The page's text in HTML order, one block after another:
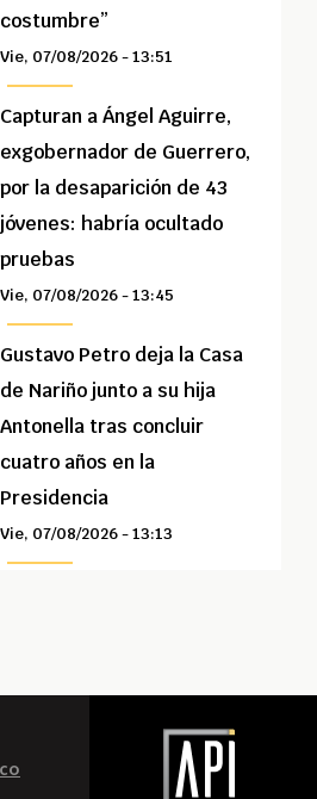
costumbre”
Vie, 07/08/2026 - 13:51
Capturan a Ángel Aguirre,
exgobernador de Guerrero,
por la desaparición de 43
jóvenes: habría ocultado
pruebas
Vie, 07/08/2026 - 13:45
Gustavo Petro deja la Casa
de Nariño junto a su hija
Antonella tras concluir
cuatro años en la
Presidencia
Vie, 07/08/2026 - 13:13